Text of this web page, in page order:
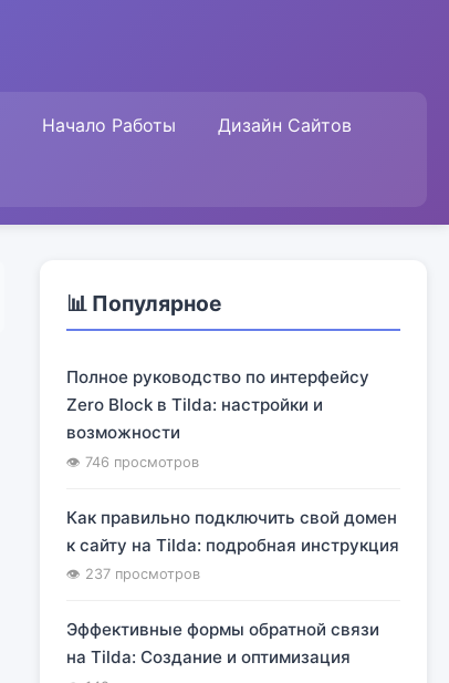
Начало Работы Дизайн Сайтов
📊 Популярное
Полное руководство по интерфейсу
Zero Block в Tilda: настройки и
возможности
👁 746 просмотров
Как правильно подключить свой домен
к сайту на Tilda: подробная инструкция
👁 237 просмотров
Эффективные формы обратной связи
на Tilda: Создание и оптимизация